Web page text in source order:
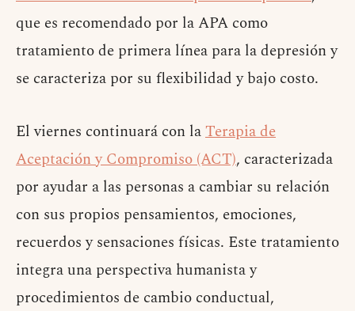
que es recomendado por la APA como
tratamiento de primera línea para la depresión y
se caracteriza por su flexibilidad y bajo costo.
El viernes continuará con laTerapia de
Aceptación y Compromiso (ACT), caracterizada
por ayudar a las personas a cambiar su relación
con sus propios pensamientos, emociones,
recuerdos y sensaciones físicas. Este tratamiento
integra una perspectiva humanista y
procedimientos de cambio conductual,